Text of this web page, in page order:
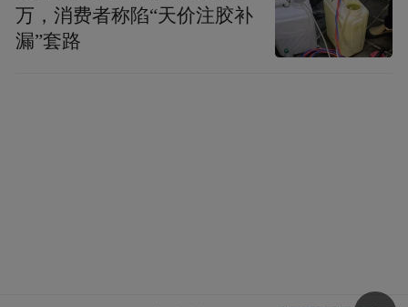
万，消费者称陷“天价注胶补
漏”套路